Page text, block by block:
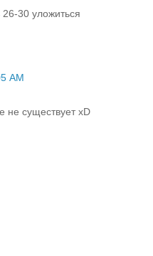
30 уложиться
AM
не существует хD